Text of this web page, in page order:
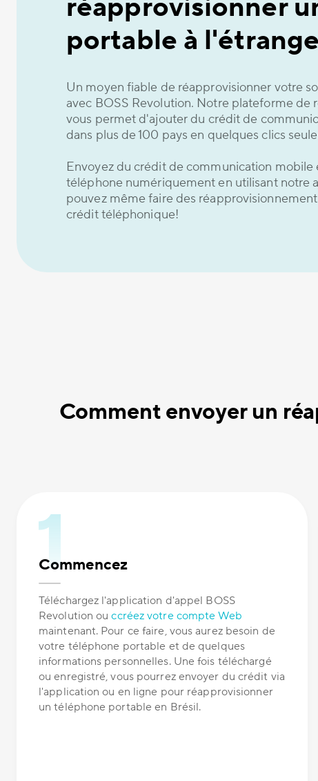
réapprovisionner
portable à
Un moyen fiable de réapprovisionner votre
avec BOSS Revolution. Notre plateforme de
vous permet d'ajouter du crédit de
dans plus de 100 pays en quelques clics
Envoyez du crédit de communication
téléphone numériquement en utilisant notre
pouvez même faire des
crédit téléphonique!
Comment envoyer un
Commencez
Téléchargez l'application d'appel BOSS
Revolution ouccréez votre compte Web
maintenant. Pour ce faire, vous aurez besoin de
votre téléphone portable et de quelques
informations personnelles. Une fois téléchargé
ou enregistré, vous pourrez envoyer du crédit via
l'application ou en ligne pour réapprovisionner
un téléphone portable en Brésil.